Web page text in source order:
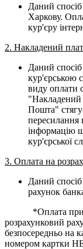
Даний
Харкову.
кур'єру
2. Накладений
Даний
кур'єрською
виду оплати
Пошта"
пересилання
інформацію
кур'єрської
3. Оплата на
Даний
рахунок
*Оплата
розрахунковий
безпосередньо на
номером картки